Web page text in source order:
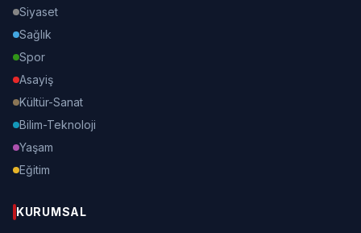
Siyaset
Sağlık
Spor
Asayiş
Kültür-Sanat
Bilim-Teknoloji
Yaşam
Eğitim
KURUMSAL